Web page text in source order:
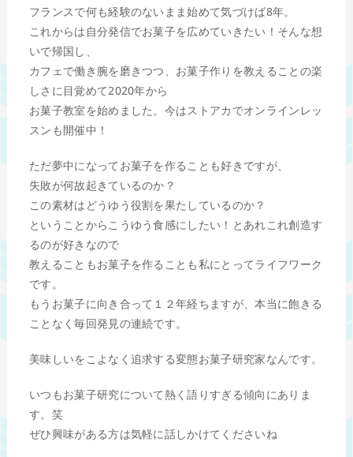
フランスで何も経験のないまま始めて気づけば8年。
これからは自分発信でお菓子を広めていきたい！そんな想
いで帰国し、
カフェで働き腕を磨きつつ、お菓子作りを教えることの楽
しさに目覚めて2020年から
お菓子教室を始めました。今はストアカでオンラインレッ
スンも開催中！
ただ夢中になってお菓子を作ることも好きですが、
失敗が何故起きているのか？
この素材はどうゆう役割を果たしているのか？
ということからこうゆう食感にしたい！とあれこれ創造す
るのが好きなので
教えることもお菓子を作ることも私にとってライフワーク
です。
もうお菓子に向き合って１２年経ちますが、本当に飽きる
ことなく毎回発見の連続です。
美味しいをこよなく追求する変態お菓子研究家なんです。
いつもお菓子研究について熱く語りすぎる傾向にありま
す。笑
ぜひ興味がある方は気軽に話しかけてくださいね